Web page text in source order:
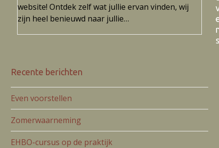
website! Ontdek zelf wat jullie ervan vinden, wij
zijn heel benieuwd naar jullie…
Recente berichten
Even voorstellen
Zomerwaarneming
EHBO-cursus op de praktijk
s